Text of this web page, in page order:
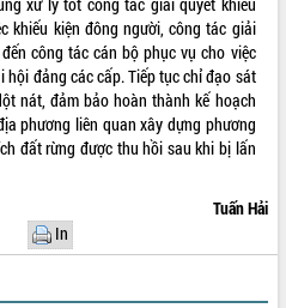
khiếu kiện đông người, công tác giải
công tác cán bộ phục vụ cho việc
hội đảng các cấp. Tiếp tục chỉ đạo sát
nát, đảm bảo hoàn thành kế hoạch
phương liên quan xây dựng phương
đất rừng được thu hồi sau khi bị lấn
Tuấn Hải
In